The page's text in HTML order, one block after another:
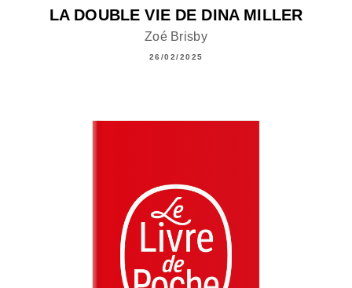
LA DOUBLE VIE DE DINA MILLER
Zoé Brisby
26/02/2025